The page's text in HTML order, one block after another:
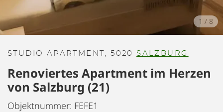
1 / 8
STUDIO APARTMENT, 5020 SALZBURG
Renoviertes Apartment im Herzen
von Salzburg (21)
Objektnummer: FEFE1